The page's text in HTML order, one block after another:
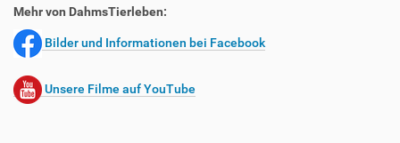
Mehr von DahmsTierleben:
Bilder und Informationen bei Facebook
Unsere Filme auf YouTube